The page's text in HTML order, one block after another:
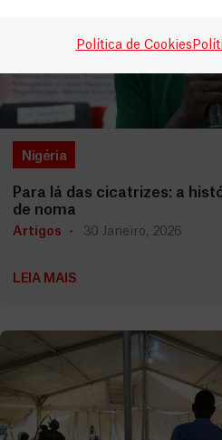
Política de Cookies
Nigéria
Para lá das cicatrizes: a
de noma
Artigos 30 Janeiro, 2026
LEIA MAIS